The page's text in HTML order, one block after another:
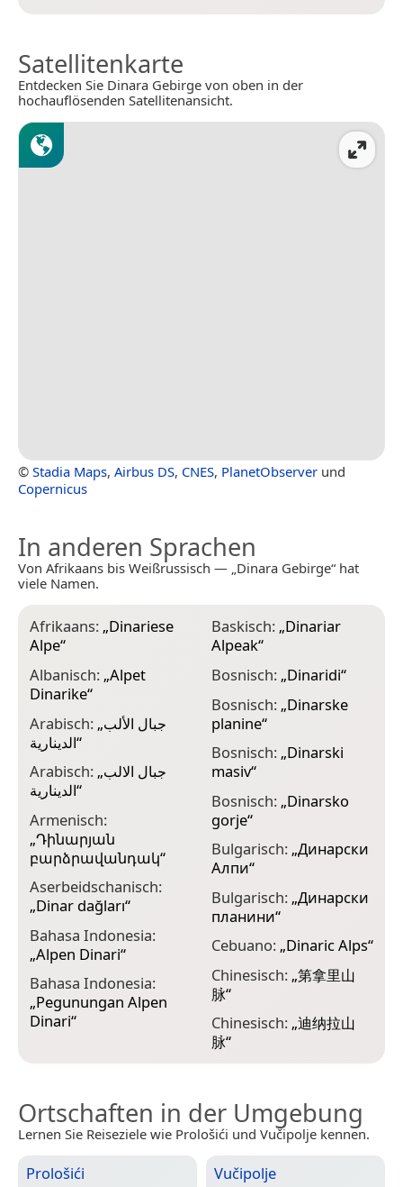
Satellitenkarte
Entdecken Sie Dinara Gebirge von oben in der
hochauflösenden Satellitenansicht.
© Stadia Maps, Airbus DS, CNES, PlanetObserver und
Copernicus
In anderen Sprachen
Von Afrikaans bis Weißrussisch — „Dinara Gebirge“ hat
viele Namen.
Afrikaans: „Dinariese
Alpe“
Albanisch: „Alpet
Dinarike“
Arabisch: „جبال الألب
الدينارية“
Arabisch: „جبال الالب
الدينارية“
Armenisch:
„Դինարյան
բարձրավանդակ“
Aserbeidschanisch:
„Dinar dağları“
Bahasa Indonesia:
„Alpen Dinari“
Bahasa Indonesia:
„Pegunungan Alpen
Dinari“
Baskisch: „Dinariar
Alpeak“
Bosnisch: „Dinaridi“
Bosnisch: „Dinarske
planine“
Bosnisch: „Dinarski
masiv“
Bosnisch: „Dinarsko
gorje“
Bulgarisch: „Динарски
Алпи“
Bulgarisch: „Динарски
планини“
Cebuano: „Dinaric Alps“
Chinesisch: „第拿里山
脉“
Chinesisch: „迪纳拉山
脉“
Ortschaften in der Umgebung
Lernen Sie Reiseziele wie Prološići und Vučipolje kennen.
Prološići Vučipolje